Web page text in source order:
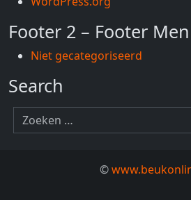
Footer 2 – Footer
Niet gecategoriseerd
Search
Zoeken
naar:
©